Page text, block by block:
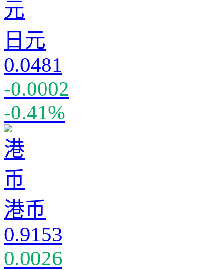
日元
0.0481
-0.0002
-0.41%
港币
0.9153
0.0026